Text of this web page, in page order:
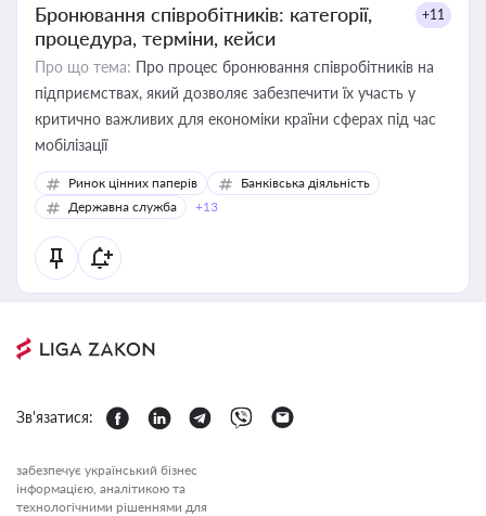
Бронювання співробітників: категорії,
процедура, терміни, кейси
+11
Про що тема: Про процес бронювання співробітників на
підприємствах, який дозволяє забезпечити їх участь у
критично важливих для економіки країни сферах під час
мобілізації
Ринок цінних паперів
Банківська діяльність
Державна служба
+13
Зв'язатися:
забезпечує український бізнес
інформацією, аналітикою та
технологічними рішеннями для